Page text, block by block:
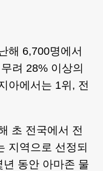
해 6,700명에서
려 28% 이상의
아에서는 1위, 전
초 전국에서 전
지역으로 선정되
동안 아마존 물